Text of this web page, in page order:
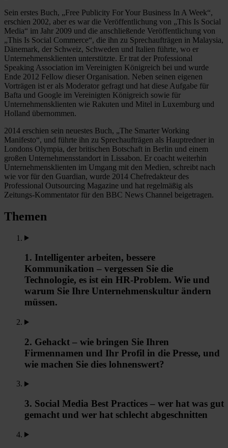
Sein erstes Buch, „Free Publicity For Your Business In A Week“,
erschien 2002, aber es war die Veröffentlichung von „This Is Social
Media“ im Jahr 2009 und die anschließende Veröffentlichung von
„This Is Social Commerce“, die ihn zu Sprechaufträgen in Malaysia,
Dänemark, der Schweiz, Schweden und Italien führte, wo er
Unternehmensklienten unterstützte. Er trat der Professional
Speaking Association im Vereinigten Königreich bei und wurde
Ende 2012 Fellow dieser Organisation. Neben seinen eigenen
Vorträgen ist er als Moderator gefragt und hat diese Aufgabe für
Bafta und Google im Vereinigten Königreich sowie für
Unternehmensklienten wie Rakuten und Mitel in Luxemburg und
Holland übernommen.
2014 erschien sein neuestes Buch, „The Smarter Working
Manifesto“, und führte ihn zu Sprechaufträgen als Hauptredner in
Londons Olympia, der britischen Botschaft in Berlin und einem
großen Unternehmensstandort in Lissabon. Er coacht weiterhin
Unternehmensklienten im Umgang mit den Medien, schreibt nach
wie vor für den Guardian, wurde 2014 Chefredakteur des
Professional Outsourcing Magazine und hat regelmäßig als
Zeitungs-Kommentator für den BBC News Channel beigetragen.
Themen
1. Intelligenter arbeiten, bessere
Kommunikation – vergessen Sie die
Technologie, es ist ein HR-Problem. Wie und
warum Sie Ihre Unternehmenskultur ändern
müssen.
2. Gehackt – wie bringen Sie Ihren
Firmennamen und Ihr Profil in die Presse, und
wie machen Sie dies lohnenswert?
3. Social Media Best Practices – wer hat was gut
gemacht und wer hat schlecht abgeschnitten